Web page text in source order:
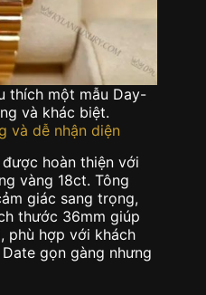
thích một mẫu Day-
và khác biệt.
và dễ nhận diện
được hoàn thiện với
vàng 18ct. Tông
giác sang trọng,
thước 36mm giúp
phù hợp với khách
gọn gàng nhưng